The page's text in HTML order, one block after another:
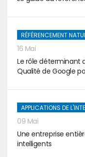
RÉFÉRENCEMENT
16 Mai
Le rôle déterminant
Qualité de Google
APPLICATIONS DE
09 Mai
Une entreprise
intelligents